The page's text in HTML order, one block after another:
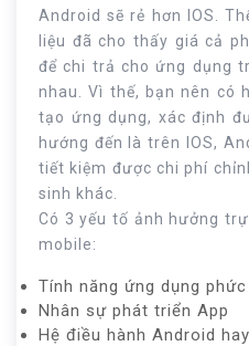
Android sẽ rẻ hơn IOS.
liệu đã cho thấy giá cả
để chi trả cho ứng dụng
nhau. Vì thế, bạn nên có
tạo ứng dụng, xác định
hướng đến là trên IOS,
tiết kiệm được chi phí
sinh khác.
Có 3 yếu tố ảnh hưởng
mobile:
Tính năng ứng dụng
Nhân sự phát triển App
Hệ điều hành Android